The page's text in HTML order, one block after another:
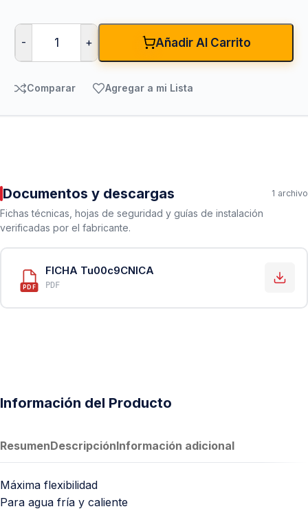
- + Añadir Al Carrito
Comparar Agregar a mi Lista
Documentos y descargas 1 archivo
Fichas técnicas, hojas de seguridad y guías de instalación
verificadas por el fabricante.
PDF
FICHA Tu00c9CNICA
PDF
Información del Producto
ResumenDescripciónInformación adicional
Máxima flexibilidad
Para agua fría y caliente